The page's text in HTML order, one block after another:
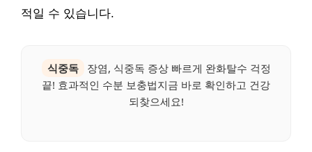
적일 수 있습니다.
식중독
장염, 식중독 증상 빠르게 완화탈수 걱정
끝! 효과적인 수분 보충법지금 바로 확인하고 건강
되찾으세요!